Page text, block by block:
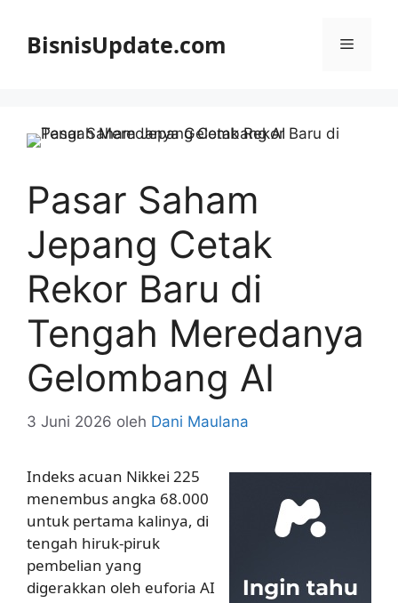
BisnisUpdate.com Menu
Pasar Saham
Jepang Cetak
Rekor Baru di
Tengah Meredanya
Gelombang AI
3 Juni 2026 oleh Dani Maulana
Indeks acuan Nikkei 225
menembus angka 68.000
untuk pertama kalinya, di
tengah hiruk-piruk
pembelian yang
digerakkan oleh euforia AI